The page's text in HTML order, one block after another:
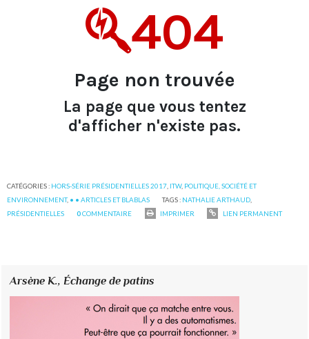
CATÉGORIES : HORS-SÉRIE PRÉSIDENTIELLES 2017 ITW, POLITIQUE, SOCIÉTÉ ET
ENVIRONNEMENT, • • ARTICLES ET BLABLAS TAGS : NATHALIE ARTHAUD
PRÉSIDENTIELLES
0COMMENTAIRE IMPRIMER LIEN PERMANENT
Arsène K.,Échange de patins